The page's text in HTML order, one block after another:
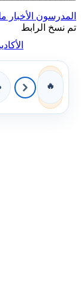
المدرسون الأخبار
تم نسخ الرابط
🔥